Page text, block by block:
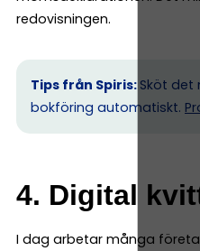
redovisningen.
Tips från Spiris: Sköt det
bokföring automatiskt.
4. Digital
I dag arbetar många